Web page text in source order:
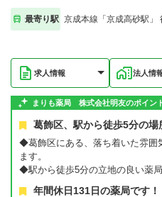
最寄り駅 京成本線「京成高砂駅」
求人情報 法人情
まりも薬局 株式会社明友のポイン
葛飾区、駅から徒歩5分の場
◆葛飾区にある、落ち着いた雰囲
ます。
◆駅から徒歩5分の立地の良い薬局
年間休日131日の薬局です！